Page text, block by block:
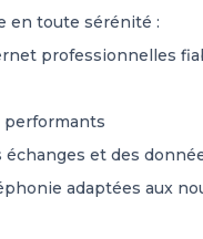
en toute sérénité :
professionnelles
performants
échanges et des
adaptées aux